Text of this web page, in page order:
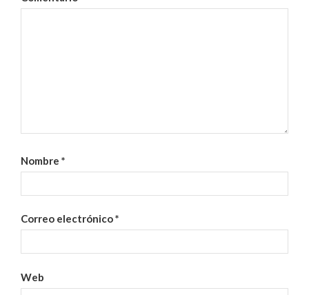
Nombre *
Correo electrónico*
Web